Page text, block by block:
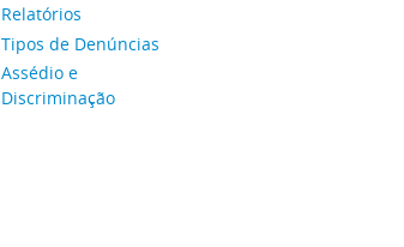
Relatórios
Tipos de Denúncias
Assédio e
Discriminação